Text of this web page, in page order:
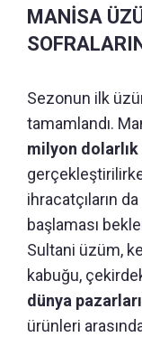
MANİSA
Sezonun ilk
tamamlandı.
milyon dolarlık
ihracatçıların
başlaması
Sultani üzüm,
kabuğu,
dünya
ürünleri